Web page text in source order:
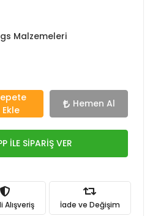
Malzemeleri
Ekle
Hemen Al
İLE SİPARİŞ VER
Alışveriş İade ve Değişim